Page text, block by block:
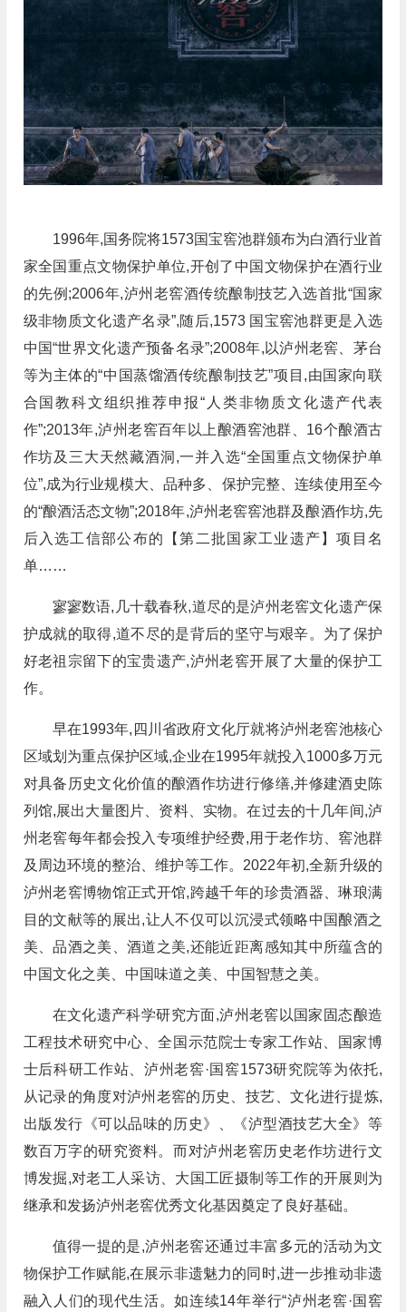
1996年,国务院将1573国宝窖池群颁布为白酒行业首
家全国重点文物保护单位,开创了中国文物保护在酒行业
的先例;2006年,泸州老窖酒传统酿制技艺入选首批“国家
级非物质文化遗产名录”,随后,1573 国宝窖池群更是入选
中国“世界文化遗产预备名录”;2008年,以泸州老窖、茅台
等为主体的“中国蒸馏酒传统酿制技艺”项目,由国家向联
合国教科文组织推荐申报“人类非物质文化遗产代表
作”;2013年,泸州老窖百年以上酿酒窖池群、16个酿酒古
作坊及三大天然藏酒洞,一并入选“全国重点文物保护单
位”,成为行业规模大、品种多、保护完整、连续使用至今
的“酿酒活态文物”;2018年,泸州老窖窖池群及酿酒作坊,先
后入选工信部公布的【第二批国家工业遗产】项目名
单……
寥寥数语,几十载春秋,道尽的是泸州老窖文化遗产保
护成就的取得,道不尽的是背后的坚守与艰辛。为了保护
好老祖宗留下的宝贵遗产,泸州老窖开展了大量的保护工
作。
早在1993年,四川省政府文化厅就将泸州老窖池核心
区域划为重点保护区域,企业在1995年就投入1000多万元
对具备历史文化价值的酿酒作坊进行修缮,并修建酒史陈
列馆,展出大量图片、资料、实物。在过去的十几年间,泸
州老窖每年都会投入专项维护经费,用于老作坊、窖池群
及周边环境的整治、维护等工作。2022年初,全新升级的
泸州老窖博物馆正式开馆,跨越千年的珍贵酒器、琳琅满
目的文献等的展出,让人不仅可以沉浸式领略中国酿酒之
美、品酒之美、酒道之美,还能近距离感知其中所蕴含的
中国文化之美、中国味道之美、中国智慧之美。
在文化遗产科学研究方面,泸州老窖以国家固态酿造
工程技术研究中心、全国示范院士专家工作站、国家博
士后科研工作站、泸州老窖·国窖1573研究院等为依托,
从记录的角度对泸州老窖的历史、技艺、文化进行提炼,
出版发行《可以品味的历史》、《泸型酒技艺大全》等
数百万字的研究资料。而对泸州老窖历史老作坊进行文
博发掘,对老工人采访、大国工匠摄制等工作的开展则为
继承和发扬泸州老窖优秀文化基因奠定了良好基础。
值得一提的是,泸州老窖还通过丰富多元的活动为文
物保护工作赋能,在展示非遗魅力的同时,进一步推动非遗
融入人们的现代生活。如连续14年举行“泸州老窖·国窖